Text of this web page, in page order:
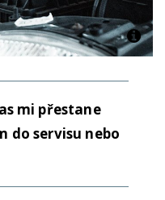
mi přestane
do servisu nebo